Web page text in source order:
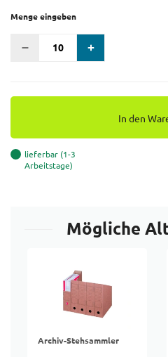
Menge eingeben
In den
lieferbar (1-3
Arbeitstage)
Mögliche
Archiv-Stehsammler